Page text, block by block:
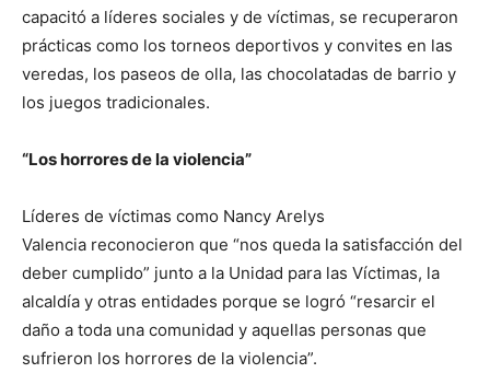
capacitó a líderes sociales y de víctimas, se recuperaron
prácticas como los torneos deportivos y convites en las
veredas, los paseos de olla, las chocolatadas de barrio y
los juegos tradicionales.
“Los horrores de la violencia”
Líderes de víctimas como Nancy Arelys
Valencia reconocieron que “nos queda la satisfacción del
deber cumplido” junto a la Unidad para las Víctimas, la
alcaldía y otras entidades porque se logró “resarcir el
daño a toda una comunidad y aquellas personas que
sufrieron los horrores de la violencia”.